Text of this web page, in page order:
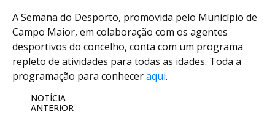
A Semana do Desporto, promovida pelo Município de
Campo Maior, em colaboração com os agentes
desportivos do concelho, conta com um programa
repleto de atividades para todas as idades. Toda a
programação para conheceraqui.
NOTÍCIA
ANTERIOR